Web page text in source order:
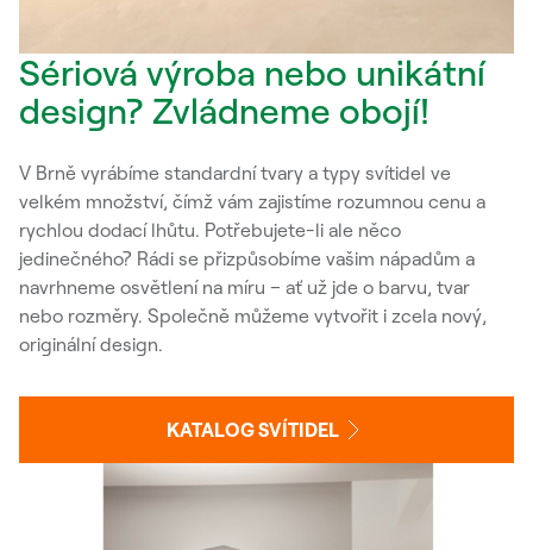
Sériová výroba nebo unikátní
design? Zvládneme obojí!
V Brně vyrábíme standardní tvary a typy svítidel ve
velkém množství, čímž vám zajistíme rozumnou cenu a
rychlou dodací lhůtu. Potřebujete-li ale něco
jedinečného? Rádi se přizpůsobíme vašim nápadům a
navrhneme osvětlení na míru – ať už jde o barvu, tvar
nebo rozměry. Společně můžeme vytvořit i zcela nový,
originální design.
KATALOG SVÍTIDEL